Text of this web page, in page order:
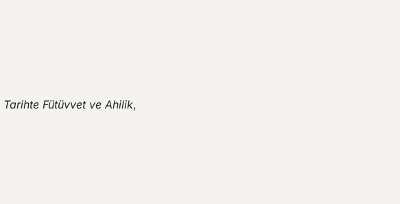
Tarihte Fütüvvet ve Ahilik,